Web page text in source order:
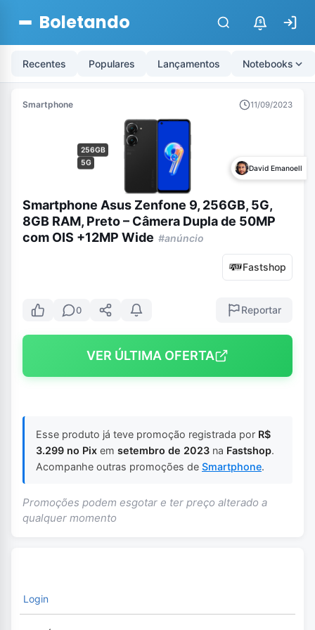
Boletando $
Recentes Populares Lançamentos Notebooks
Smartphone 11/09/2023
256GB
5G
David Emanoell
Smartphone Asus Zenfone 9, 256GB, 5G,
8GB RAM, Preto – Câmera Dupla de 50MP
com OIS +12MP Wide #anúncio
Fastshop
0 Reportar
VER ÚLTIMA OFERTA
Esse produto já teve promoção registrada por R$
3.299 no Pix em setembro de 2023 na Fastshop.
Acompanhe outras promoções de Smartphone.
Promoções podem esgotar e ter preço alterado a
qualquer momento
Login